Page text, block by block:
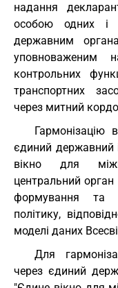
надання
особою одних і
державним
уповноваженим
контрольних
транспортних
через митний
Гармонізацію
єдиний державний
вікно для
центральний
формування та
політику,
моделі даних
Для
через єдиний